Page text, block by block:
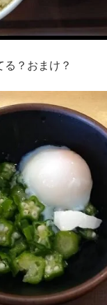
る？おまけ？